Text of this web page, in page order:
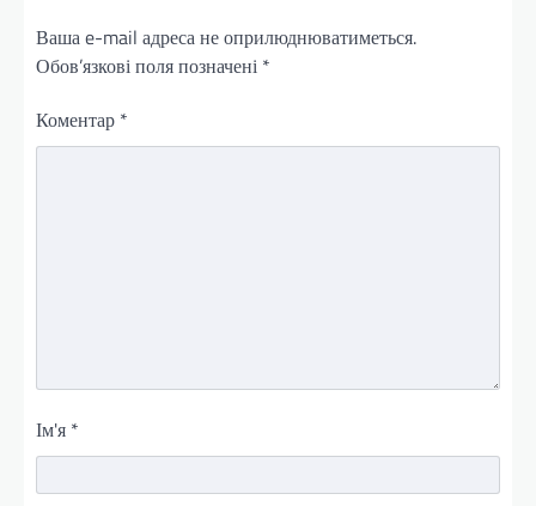
Ваша e-mail адреса не оприлюднюватиметься.
Обов’язкові поля позначені *
Коментар *
Ім'я *